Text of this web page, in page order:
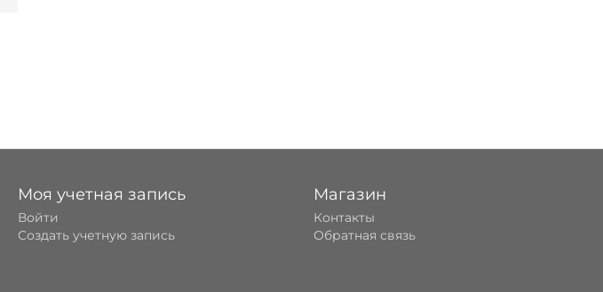
Моя учетная запись
Войти
Создать учетную запись
Магазин
Контакты
Обратная связь